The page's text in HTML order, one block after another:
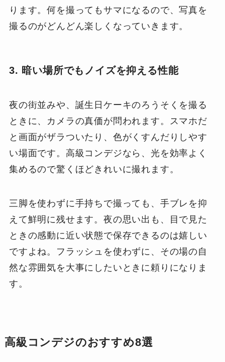
ります。何を撮ってもサマになるので、写真を
撮るのがどんどん楽しくなっていきます。
3. 暗い場所でもノイズを抑える性能
夜の街並みや、誕生日ケーキのろうそくを撮る
ときに、カメラの真価が問われます。スマホだ
と画面がザラついたり、色がくすんだりしやす
い場面です。高級コンデジなら、光を効率よく
集めるので驚くほどきれいに撮れます。
三脚を使わずに手持ちで撮っても、手ブレを抑
えて鮮明に残せます。夜の思い出も、目で見た
ときの感動に近い状態で保存できるのは嬉しい
ですよね。フラッシュを使わずに、その場の自
然な雰囲気を大事にしたいときに頼りになりま
す。
高級コンデジのおすすめ8選